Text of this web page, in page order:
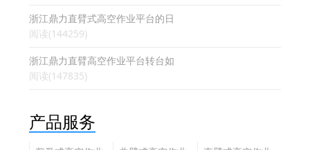
浙江鼎力直臂式高空作业平台的日
阅读(144259)
浙江鼎力直臂高空作业平台转台如
阅读(147835)
产品服务